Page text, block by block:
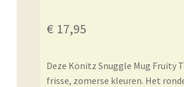
€ 17,95
Deze Könitz Snuggle Mug Fruity
frisse, zomerse kleuren. Het